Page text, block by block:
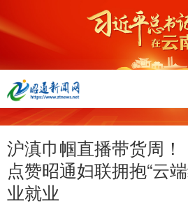
沪滇巾帼直播带货周！
点赞昭通妇联拥抱“云
业就业